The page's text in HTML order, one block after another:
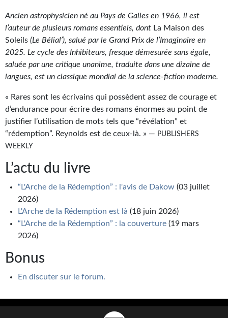
Le blog
Le prix des lecteurs
GOODIES
Goodies Gotland
Tirages d’art Une Heure-Lumière
PLUS
Récompenses
Newsletter
Le Bélial' sur Youtube
LE BLOG BIFROST
La Bibliothèque orbitale
Ancien astrophysicien né au Pays de Galles en 1966, il est
l’auteur de plusieurs romans essentiels, dont La Maison des
Soleils (Le Bélial’), salué par le Grand Prix de l’Imaginaire en
2025. Le cycle des Inhibiteurs, fresque démesurée sans égale,
saluée par une critique unanime, traduite dans une dizaine de
langues, est un classique mondial de la science-fiction moderne.
« Rares sont les écrivains qui possèdent assez de courage et
d’endurance pour écrire des romans énormes au point de
justifier l’utilisation de mots tels que “révélation” et
“rédemption”. Reynolds est de ceux-là. » — PUBLISHERS
WEEKLY
L’actu du livre
“L'Arche de la Rédemption” : l'avis de Dakow (03 juillet
2026)
L'Arche de la Rédemption est là (18 juin 2026)
“L'Arche de la Rédemption” : la couverture (19 mars
2026)
Bonus
En discuter sur le forum.